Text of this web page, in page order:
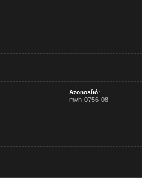
Azonosító:
mvh-0756-08